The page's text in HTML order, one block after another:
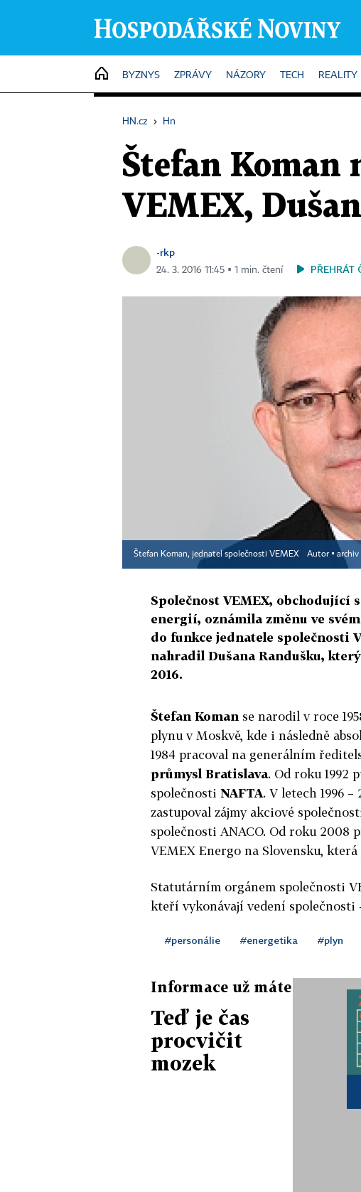
HOME
BYZNYS ZPRÁVY NÁZORY TECH REALITY
HN.cz › Hn
Štefan Koman
VEMEX,
-rkp
24. 3. 2016 11:45 ▪ 1 min. čtení PŘEHRÁT
Štefan Koman, jednatel společnosti VEMEX Autor ▪ archiv
Společnost VEMEX, obchodující
energií, oznámila změnu ve
do funkce jednatele společnosti
nahradil Dušana Randušku,
2016.
Štefan Koman se narodil v roce
plynu v Moskvě, kde i následně
1984 pracoval na generálním
průmysl Bratislava. Od roku 1992
společnosti NAFTA. V letech 1996
zastupoval zájmy akciové
společnosti ANACO. Od roku 2008
VEMEX Energo na Slovensku,
Statutárním orgánem společnosti
kteří vykonávají vedení společnosti
#personálie #energetika #plyn
Informace už máte
Teď je čas
procvičit
mozek